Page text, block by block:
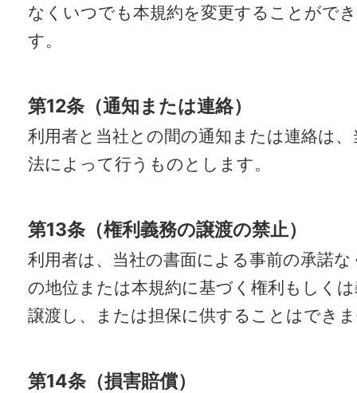
なくいつでも本規約を変更することがで
す。
第12条（通知または連絡）
利用者と当社との間の通知または連絡は
法によって行うものとします。
第13条（権利義務の譲渡の禁止）
利用者は、当社の書面による事前の承諾な
の地位または本規約に基づく権利もしく
譲渡し、または担保に供することはでき
第14条（損害賠償）